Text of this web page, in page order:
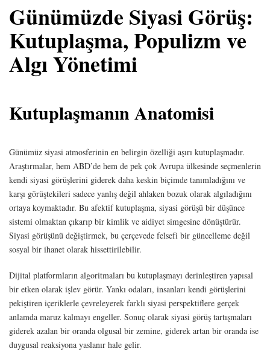
Günümüzde Siyasi Görüş:
Kutuplaşma, Populizm ve
Algı Yönetimi
Kutuplaşmanın Anatomisi
Günümüz siyasi atmosferinin en belirgin özelliği aşırı kutuplaşmadır.
Araştırmalar, hem ABD’de hem de pek çok Avrupa ülkesinde seçmenlerin
kendi siyasi görüşlerini giderek daha keskin biçimde tanımladığını ve
karşı görüştekileri sadece yanlış değil ahlaken bozuk olarak algıladığını
ortaya koymaktadır. Bu afektif kutuplaşma, siyasi görüşü bir düşünce
sistemi olmaktan çıkarıp bir kimlik ve aidiyet simgesine dönüştürür.
Siyasi görüşünü değiştirmek, bu çerçevede felsefi bir güncelleme değil
sosyal bir ihanet olarak hissettirilebilir.
Dijital platformların algoritmaları bu kutuplaşmayı derinleştiren yapısal
bir etken olarak işlev görür. Yankı odaları, insanları kendi görüşlerini
pekiştiren içeriklerle çevreleyerek farklı siyasi perspektiflere gerçek
anlamda maruz kalmayı engeller. Sonuç olarak siyasi görüş tartışmaları
giderek azalan bir oranda olgusal bir zemine, giderek artan bir oranda ise
duygusal reaksiyona yaslanır hale gelir.